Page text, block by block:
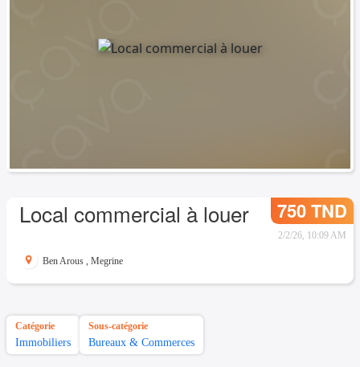
Local commercial à louer 750 TND
2/2/26, 10:09 AM
Ben Arous , Megrine
Catégorie
Immobiliers
Sous-catégorie
Bureaux & Commerces